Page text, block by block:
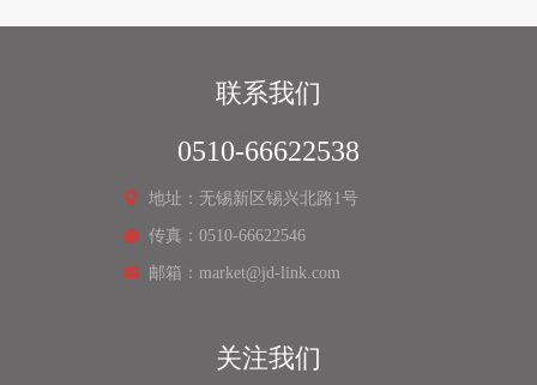
联系我们
0510-66622538
地址：无锡新区锡兴北路1号
传真：0510-66622546
邮箱：market@jd-link.com
关注我们